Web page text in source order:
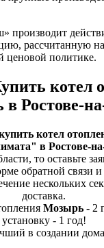
производит
рассчитанную
ценовой политике.
Ростове-
котел
в Ростове-
то оставьте
обратной связи
нескольких
доставка.
Мозырь- 2
установку - 1 год!
в создании